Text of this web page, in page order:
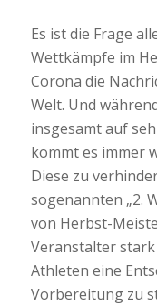
Es ist die Frage
Wettkämpfe im
Corona die
Welt. Und
insgesamt auf
kommt es immer
Diese zu
sogenannten „2.
von Herbst-
Veranstalter
Athleten eine
Vorbereitung zu